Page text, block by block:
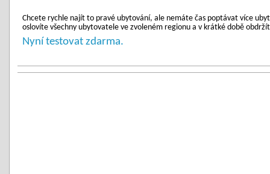
Chcete rychle najít to pravé ubytování, ale nemáte čas poptávat více
oslovíte všechny ubytovatele ve zvoleném regionu a v krátké době
Nyní testovat zdarma.